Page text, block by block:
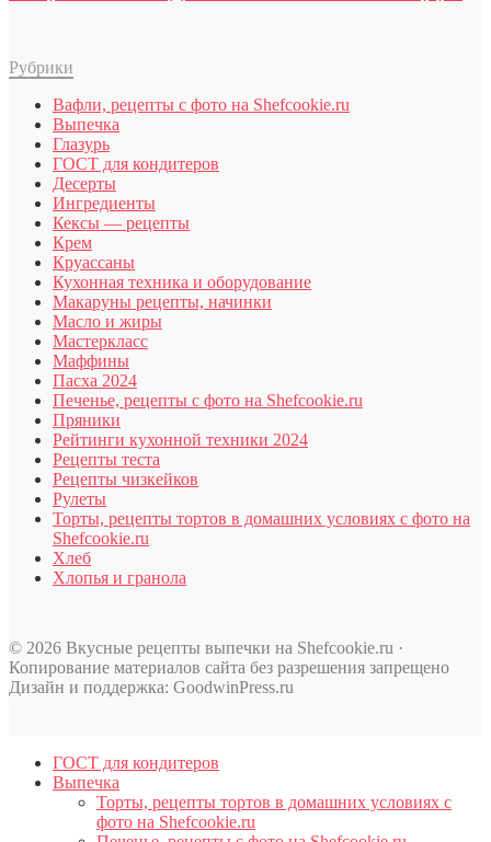
Рубрики
Вафли, рецепты с фото на Shefcookie.ru
Выпечка
Глазурь
ГОСТ для кондитеров
Десерты
Ингредиенты
Кексы — рецепты
Крем
Круассаны
Кухонная техника и оборудование
Макаруны рецепты, начинки
Масло и жиры
Мастеркласс
Маффины
Пасха 2024
Печенье, рецепты с фото на Shefcookie.ru
Пряники
Рейтинги кухонной техники 2024
Рецепты теста
Рецепты чизкейков
Рулеты
Торты, рецепты тортов в домашних условиях с фото на
Shefcookie.ru
Хлеб
Хлопья и гранола
© 2026 Вкусные рецепты выпечки на Shefcookie.ru ·
Копирование материалов сайта без разрешения запрещено
Дизайн и поддержка: GoodwinPress.ru
ГОСТ для кондитеров
Выпечка
Торты, рецепты тортов в домашних условиях с
фото на Shefcookie.ru